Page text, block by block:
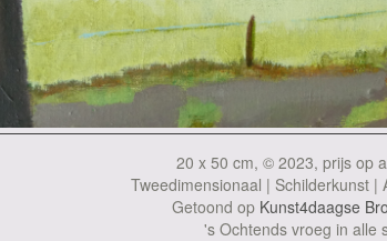
20 x 50 cm, © 2023, prijs op
Tweedimensionaal | Schilderkunst |
Getoond op Kunst4daagse
's Ochtends vroeg in alle